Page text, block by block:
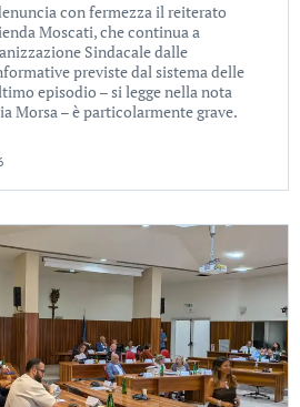
con fermezza il reiterato
Moscati, che continua a
Sindacale dalle
previste dal sistema delle
episodio – si legge nella nota
Morsa – è particolarmente grave.